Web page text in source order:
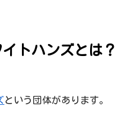
トハンズとは？
という団体があります。